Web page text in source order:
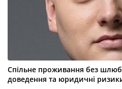
Спільне проживання без
доведення та юридичні